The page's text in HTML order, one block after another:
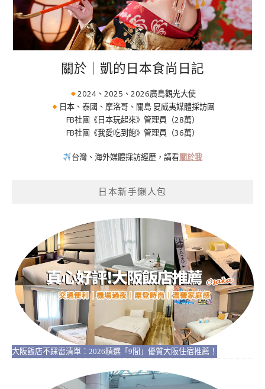
關於｜凱的日本食尚日記
2024、2025、2026廣島觀光大使
日本、泰國、摩洛哥、關島 夏威夷媒體採訪團
FB社團《日本玩起來》管理員（28萬）
FB社團《我愛吃到飽》管理員（36萬）
台灣、海外媒體採訪經歷，請看關於我
日本新手懶人包
大阪飯店不踩雷清單：2026精選「9間」優質大阪住宿推薦！